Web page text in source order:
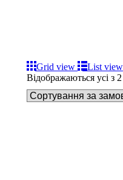
Grid view
List view
Відображаються усі з 2